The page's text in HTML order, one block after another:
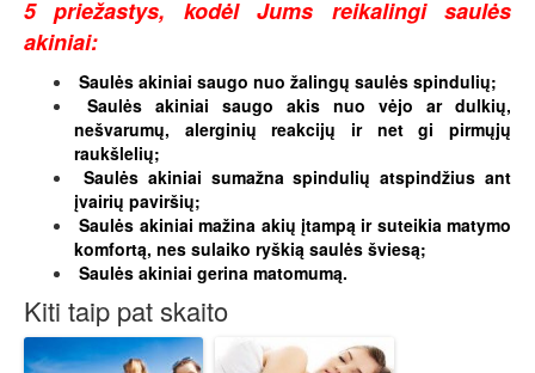
5 priežastys, kodėl Jums reikalingi saulės
akiniai:
Saulės akiniai saugo nuo žalingų saulės spindulių;
Saulės akiniai saugo akis nuo vėjo ar dulkių,
nešvarumų, alerginių reakcijų ir net gi pirmųjų
raukšlelių;
Saulės akiniai sumažna spindulių atspindžius ant
įvairių paviršių;
Saulės akiniai mažina akių įtampą ir suteikia matymo
komfortą, nes sulaiko ryškią saulės šviesą;
Saulės akiniai gerina matomumą.
Kiti taip pat skaito